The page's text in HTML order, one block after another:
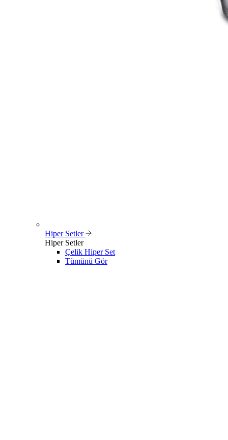
Hiper Setler
Hiper Setler
Çelik Hiper Set
Tümünü Gör